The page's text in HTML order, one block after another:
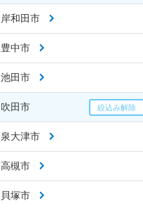
岸和田市
豊中市
池田市
吹田市
泉大津市
高槻市
貝塚市